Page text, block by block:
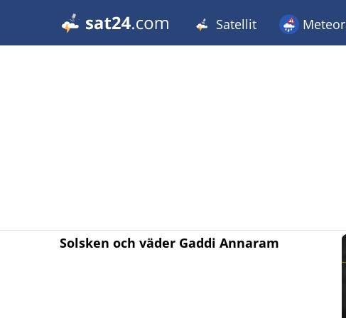
Satellit
Solsken och väder Gaddi Annaram